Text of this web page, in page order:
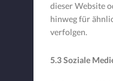
dieser Website
hinweg für
verfolgen.
5.3 Soziale